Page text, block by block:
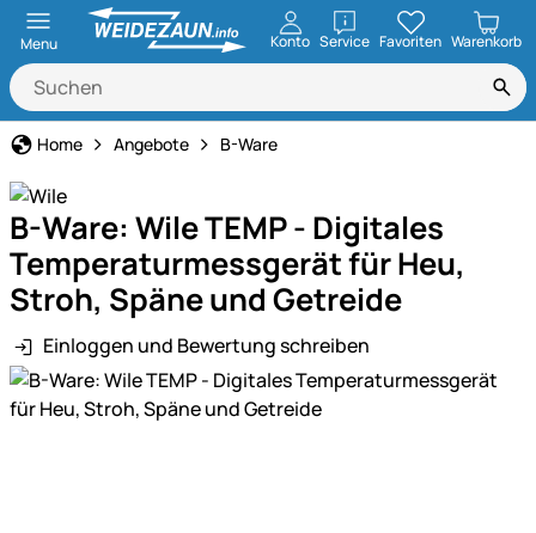
Menu Konto ServiceöffnenFavoriten Warenkorb
Home Angebote B-Ware
B-Ware: Wile TEMP - Digitales
Temperaturmessgerät für Heu,
Stroh, Späne und Getreide
Einloggen und Bewertung schreiben
Produktgalerie